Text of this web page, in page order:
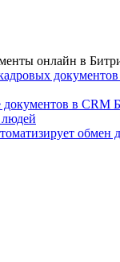
онлайн в
документов
в CRM
людей
обмен